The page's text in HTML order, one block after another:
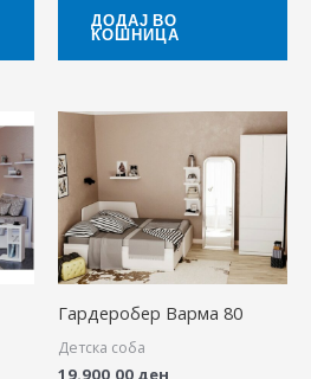
ДОДАЈ ВО
КОШНИЦА
Гардеробер Варма 80
Детска соба
19.900,00 ден